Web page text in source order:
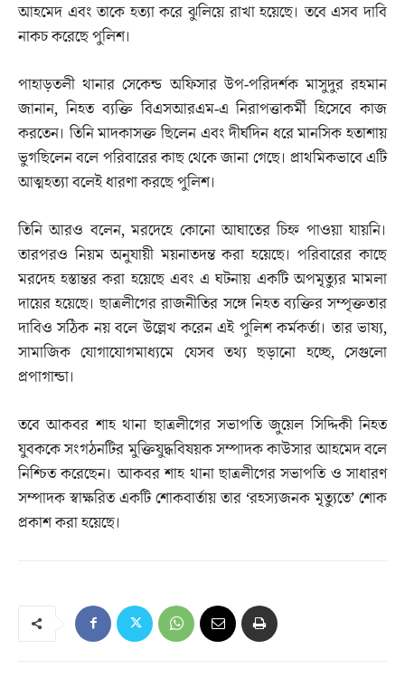
আহমেদ এবং তাকে হত্যা করে ঝুলিয়ে রাখা হয়েছে। তবে এসব দাবি
নাকচ করেছে পুলিশ।
পাহাড়তলী থানার সেকেন্ড অফিসার উপ-পরিদর্শক মাসুদুর রহমান
জানান, নিহত ব্যক্তি বিএসআরএম-এ নিরাপত্তাকর্মী হিসেবে কাজ
করতেন। তিনি মাদকাসক্ত ছিলেন এবং দীর্ঘদিন ধরে মানসিক হতাশায়
ভুগছিলেন বলে পরিবারের কাছ থেকে জানা গেছে। প্রাথমিকভাবে এটি
আত্মহত্যা বলেই ধারণা করছে পুলিশ।
তিনি আরও বলেন, মরদেহে কোনো আঘাতের চিহ্ন পাওয়া যায়নি।
তারপরও নিয়ম অনুযায়ী ময়নাতদন্ত করা হয়েছে। পরিবারের কাছে
মরদেহ হস্তান্তর করা হয়েছে এবং এ ঘটনায় একটি অপমৃত্যুর মামলা
দায়ের হয়েছে। ছাত্রলীগের রাজনীতির সঙ্গে নিহত ব্যক্তির সম্পৃক্ততার
দাবিও সঠিক নয় বলে উল্লেখ করেন এই পুলিশ কর্মকর্তা। তার ভাষ্য,
সামাজিক যোগাযোগমাধ্যমে যেসব তথ্য ছড়ানো হচ্ছে, সেগুলো
প্রপাগান্ডা।
তবে আকবর শাহ থানা ছাত্রলীগের সভাপতি জুয়েল সিদ্দিকী নিহত
যুবককে সংগঠনটির মুক্তিযুদ্ধবিষয়ক সম্পাদক কাউসার আহমেদ বলে
নিশ্চিত করেছেন। আকবর শাহ থানা ছাত্রলীগের সভাপতি ও সাধারণ
সম্পাদক স্বাক্ষরিত একটি শোকবার্তায় তার ‘রহস্যজনক মৃত্যুতে’ শোক
প্রকাশ করা হয়েছে।